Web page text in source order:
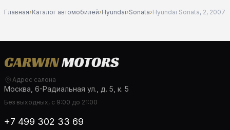
Главная›Каталог автомобилей›Hyundai›Sonata›Hyundai Sonata, 2, 2007
Адрес салона
Москва, 6-Радиальная ул., д. 5, к. 5
Без выходных, с 9:00 до 21:00
+7 499 302 33 69